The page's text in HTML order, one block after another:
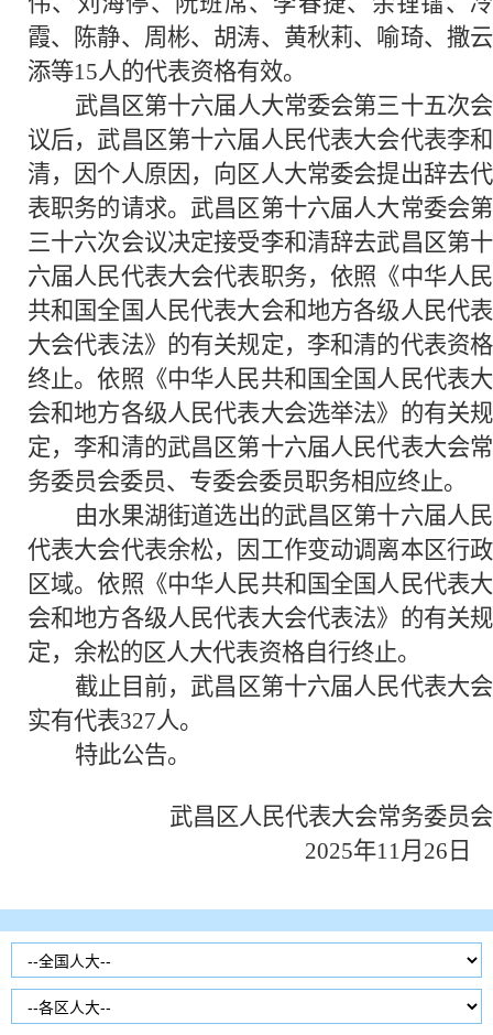
霞、陈静、周彬、胡涛、黄秋莉、喻琦、撒云
添等15人的代表资格有效。
武昌区第十六届人大常委会第三十五次会
议后，武昌区第十六届人民代表大会代表李和
清，因个人原因，向区人大常委会提出辞去代
表职务的请求。武昌区第十六届人大常委会第
三十六次会议决定接受李和清辞去武昌区第十
六届人民代表大会代表职务，依照《中华人民
共和国全国人民代表大会和地方各级人民代表
大会代表法》的有关规定，李和清的代表资格
终止。依照《中华人民共和国全国人民代表大
会和地方各级人民代表大会选举法》的有关规
定，李和清的武昌区第十六届人民代表大会常
务委员会委员、专委会委员职务相应终止。
由水果湖街道选出的武昌区第十六届人民
代表大会代表余松，因工作变动调离本区行政
区域。依照《中华人民共和国全国人民代表大
会和地方各级人民代表大会代表法》的有关规
定，余松的区人大代表资格自行终止。
截止目前，武昌区第十六届人民代表大会
实有代表327人。
特此公告。
武昌区人民代表大会常务委员会
2025年11月26日